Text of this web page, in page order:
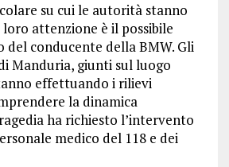
su cui le autorità stanno
attenzione è il possibile
del conducente della BMW. Gli
Manduria, giunti sul luogo
effettuando i rilievi
la dinamica
ha richiesto l’intervento
medico del 118 e dei